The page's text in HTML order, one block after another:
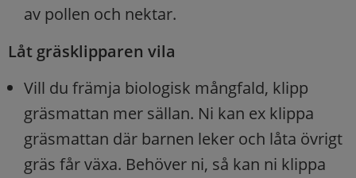
av pollen och nektar.
Låt gräsklipparen vila
Vill du främja biologisk mångfald, klipp
gräsmattan mer sällan. Ni kan ex klippa
gräsmattan där barnen leker och låta övrigt
gräs får växa. Behöver ni, så kan ni klippa